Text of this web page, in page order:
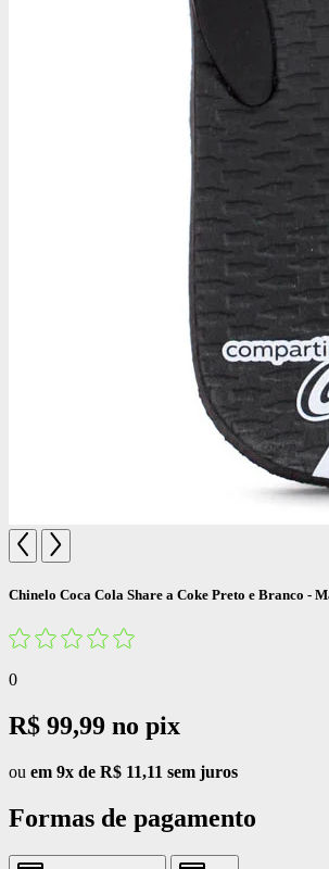
Chinelo Coca Cola Share a Coke Preto e Branco -
0
R$ 99,99 no pix
ou em 9x de R$ 11,11 sem juros
Formas de pagamento